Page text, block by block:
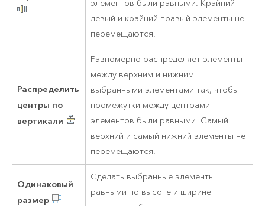
элементов были равными. Крайний
левый и крайний правый элементы не
перемещаются.
Распределить
центры по
вертикали
Равномерно распределяет элементы
между верхним и нижним
выбранными элементами так, чтобы
промежутки между центрами
элементов были равными. Самый
верхний и самый нижний элементы не
перемещаются.
Одинаковый
размер
Сделать выбранные элементы
равными по высоте и ширине